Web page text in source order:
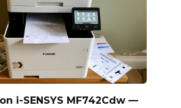
i-SENSYS MF742Cdw —